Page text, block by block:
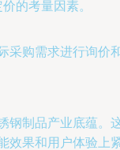
的考量因素。
购需求进行询价
制品产业底蕴
果和用户体验上